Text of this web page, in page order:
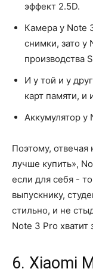
эффект 2.5D.
Камера у Note
снимки, зато у
производства
И у той и у
карт памяти, и
Аккумулятор у
Поэтому, отвечая
лучше купить»,
если для себя -
выпускнику,
стильно, и не
Note 3 Pro хватит
6. Xiaomi